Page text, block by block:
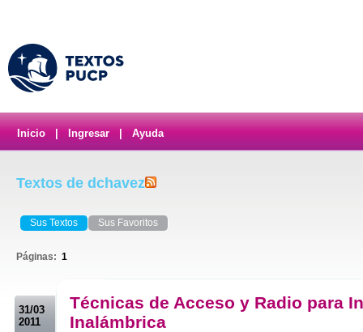
Inicio Ingresar Ayuda
Textos de dchavez
Sus Textos Sus Favoritos
Páginas: 1
31/03
2011
Técnicas de Acceso y Radio para
Inalámbrica